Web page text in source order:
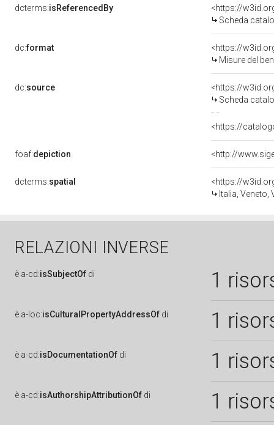
dcterms:isReferencedBy
<https://
Scheda
dc:format
<https://
Misure del
dc:source
<https://
Scheda
<https://
foaf:depiction
dcterms:spatial
<https://
Italia, Veneto,
RELAZIONI INVERSE
è a-cd:isSubjectOf di 1
è a-loc:isCulturalPropertyAddressOf di 1
è a-cd:isDocumentationOf di 1
è a-cd:isAuthorshipAttributionOf di 1